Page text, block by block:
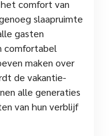
het comfort van
slaapruimte
gasten
comfortabel
maken over
de vakantie-
alle generaties
van hun verblijf